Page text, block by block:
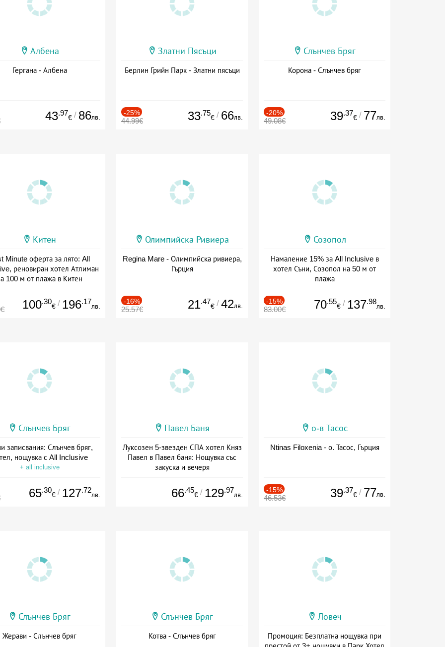
Албена
Гергана - Албена
43.97
€ / 86лв.
Златни Пясъци
Берлин Грийн Парк - Златни пясъци
-25%
44.99€ 33.75
€ / 66лв.
Слънчев Бряг
Корона - Слънчев бряг
-20%
49.08€ 39.37
€ / 77лв.
Китен
Minute оферта за лято: All
реновиран хотел Атлиман
100 м от плажа в Китен
100.30
€ / 196.17
лв.
Олимпийска Ривиера
Regina Mare - Олимпийска ривиера,
Гърция
-16%
25.57€ 21.47
€ / 42лв.
Созопол
Намаление 15% за All Inclusive в
хотел Съни, Созопол на 50 м от
плажа
-15%
83.00€ 70.55
€ / 137.98
лв.
Слънчев Бряг
записвания: Слънчев бряг,
нощувка с All Inclusive
+ all inclusive
65.30
€ / 127.72
лв.
Павел Баня
Луксозен 5-звезден СПА хотел Княз
Павел в Павел баня: Нощувка със
закуска и вечеря
66.45
€ / 129.97
лв.
о-в Тасос
Ntinas Filoxenia - о. Тасос, Гърция
-15%
46.53€ 39.37
€ / 77лв.
Слънчев Бряг
Жерави - Слънчев бряг
Слънчев Бряг
Котва - Слънчев бряг
Ловеч
Промоция: Безплатна нощувка при